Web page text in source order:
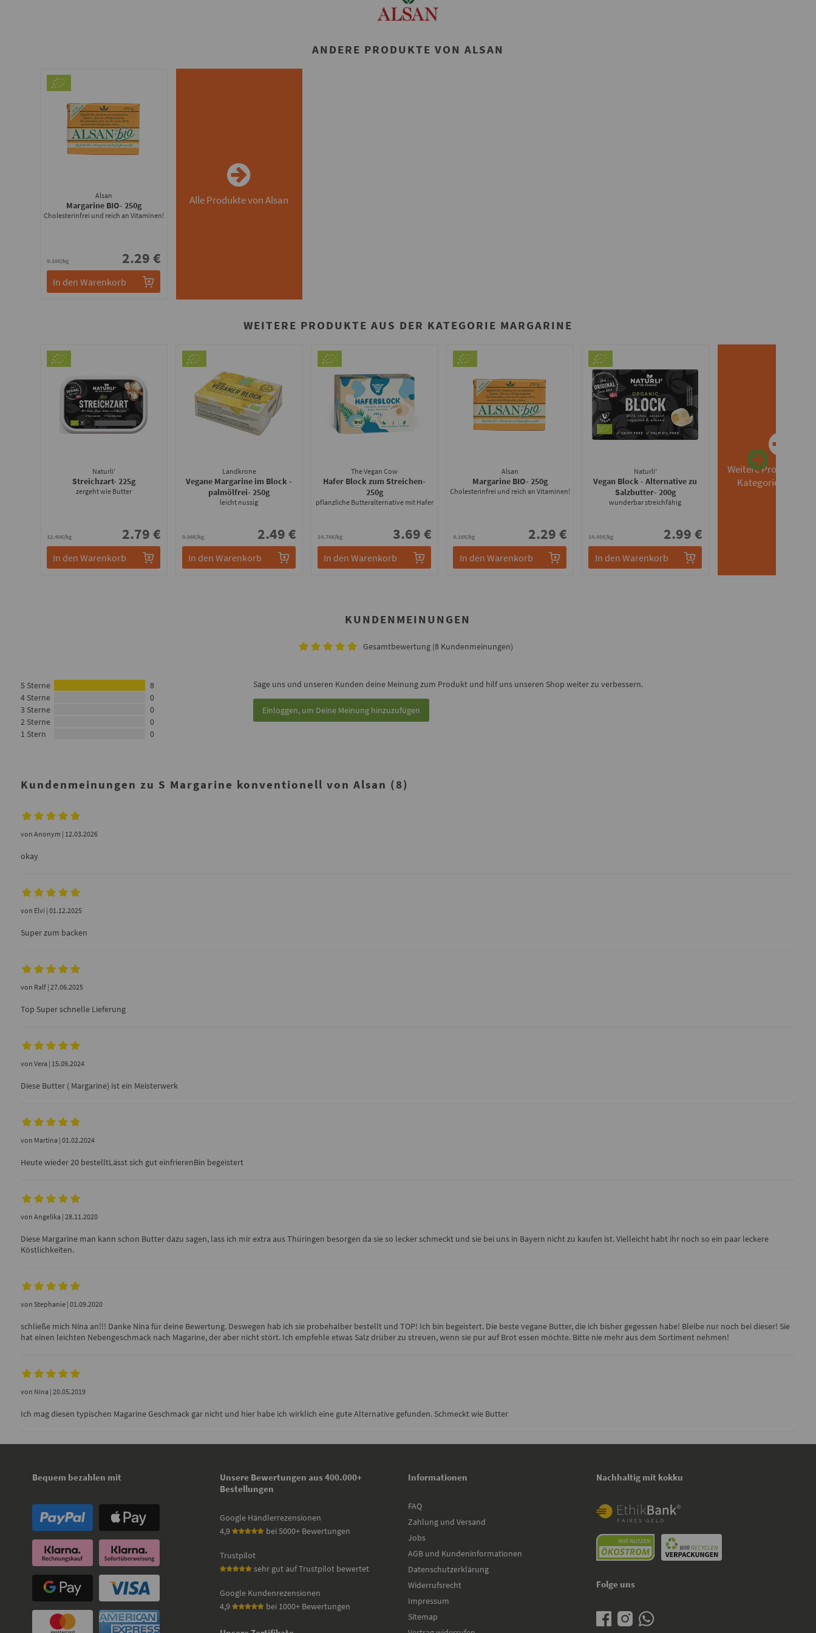
ANDERE PRODUKTE VON ALSAN
Alsan
Margarine BIO- 250g
Cholesterinfrei und reich an Vitaminen!
9.16€/kg 2.29 €
In den Warenkorb
Alle Produkte von Alsan
WEITERE PRODUKTE AUS DER KATEGORIE MARGARINE
Naturli'
Streichzart- 225g
zergeht wie Butter
12.40€/kg 2.79 €
In den Warenkorb
Landkrone
Vegane Margarine im Block -
palmölfrei- 250g
leicht nussig
9.96€/kg 2.49 €
In den Warenkorb
The Vegan Cow
Hafer Block zum Streichen-
250g
pflanzliche Butteralternative mit Hafer
14.76€/kg 3.69 €
In den Warenkorb
Alsan
Margarine BIO- 250g
Cholesterinfrei und reich an Vitaminen!
9.16€/kg 2.29 €
In den Warenkorb
Naturli'
Vegan Block - Alternative zu
Salzbutter- 200g
wunderbar streichfähig
14.95€/kg 2.99 €
In den Warenkorb
Weitere Produkte
Kategorie
KUNDENMEINUNGEN
Gesamtbewertung (8 Kundenmeinungen)
5 Sterne
8
4 Sterne
0
3 Sterne
0
2 Sterne
0
1 Stern
0
Sage uns und unseren Kunden deine Meinung zum Produkt und hilf uns unseren Shop weiter zu verbessern.
Einloggen, um Deine Meinung hinzuzufügen
Kundenmeinungen zu S Margarine konventionell von Alsan (8)
von Anonym | 12.03.2026
okay
von Elvi | 01.12.2025
Super zum backen
von Ralf| 27.06.2025
Top Super schnelle Lieferung
von Vera | 15.09.2024
Diese Butter ( Margarine) ist ein Meisterwerk
von Martina | 01.02.2024
Heute wieder 20 bestelltLässt sich gut einfrierenBin begeistert
von Angelika | 28.11.2020
Diese Margarine man kann schon Butter dazu sagen, lass ich mir extra aus Thüringen besorgen da sie so lecker schmeckt und sie bei uns in Bayern nicht zu kaufen ist. Vielleicht habt ihr noch so ein paar leckere
Köstlichkeiten.
von Stephanie| 01.09.2020
schließe mich Nina an!!! Danke Nina für deine Bewertung. Deswegen hab ich sie probehalber bestellt und TOP! Ich bin begeistert. Die beste vegane Butter, die ich bisher gegessen habe! Bleibe nur noch bei dieser! Sie
hat einen leichten Nebengeschmack nach Magarine, der aber nicht stört. Ich empfehle etwas Salz drüber zu streuen, wenn sie pur auf Brot essen möchte. Bitte nie mehr aus dem Sortiment nehmen!
von Nina | 20.05.2019
Ich mag diesen typischen Magarine Geschmack gar nicht und hier habe ich wirklich eine gute Alternative gefunden. Schmeckt wie Butter
Bequem bezahlen mit
Unsere Bewertungen aus 400.000+
Bestellungen
Google Händlerrezensionen
4,9
bei 5000+ Bewertungen
Trustpilot
sehr gut auf Trustpilot bewertet
Google Kundenrezensionen
4,9
bei 1000+ Bewertungen
Informationen
FAQ
Zahlung und Versand
Jobs
AGB und Kundeninformationen
Datenschutzerklärung
Widerrufsrecht
Impressum
Sitemap
Nachhaltig mit kokku
Folge uns